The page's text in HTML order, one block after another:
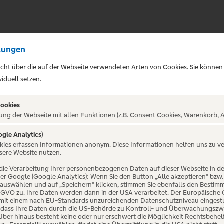
NICHT
über die auf der Webseite verwendeten Arten von Cookies. Sie
setzen.
der Webseite mit allen Funktionen (z.B. Consent Cookies, Warenkorb,
Analytics)
erfassen Informationen anonym. Diese Informationen helfen uns zu
Website nutzen.
Verarbeitung Ihrer personenbezogenen Daten auf dieser Webseite in
Google (Google Analytics): Wenn Sie den Button „Alle akzeptieren“
und auf „Speichern“ klicken, stimmen Sie ebenfalls den
zu. Ihre Daten werden dann in der USA verarbeitet. Der
einem nach EU-Standards unzureichenden Datenschutzniveau
Ihre Daten durch die US-Behörde zu Kontroll- und
hinaus besteht keine oder nur erschwert die Möglichkeit